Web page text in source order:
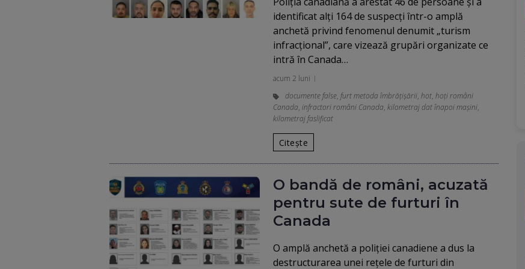
identificat alți 164 de suspecți într-o amplă
anchetă privind fenomenul denumit „turism
infracțional”, care vizează grupări organizate ce
intră în Canada…
acum 2 luni
documente false, furt metoda îmbrățișării, hot, hoți români
Canada, infractori români Canada, kilometraj dat înapoi mașini,
kilometraj faslificat
Citește
O bandă de români, acuzată
pentru sute de furturi în
Canada
O amplă anchetă a poliției canadiene a dus la
destructurarea unei rețele de furturi din